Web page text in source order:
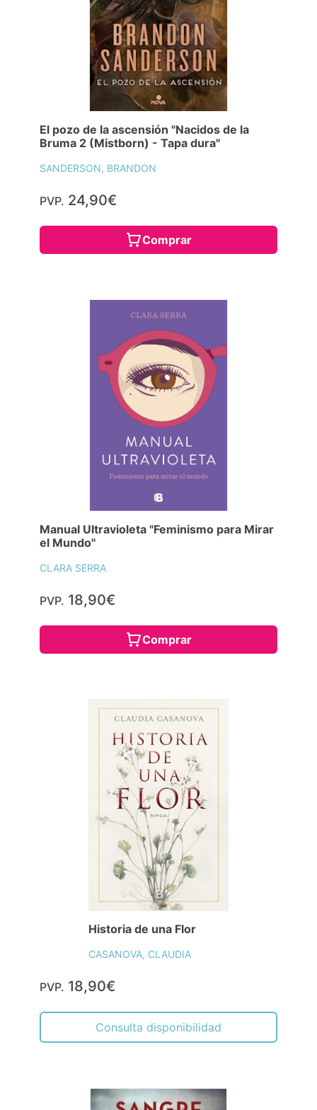
El pozo de la ascensión "Nacidos de la
Bruma 2 (Mistborn) - Tapa dura"
SANDERSON, BRANDON
PVP. 24,90€
Comprar
Manual Ultravioleta "Feminismo para Mirar
el Mundo"
CLARA SERRA
PVP. 18,90€
Comprar
Historia de una Flor
CASANOVA, CLAUDIA
PVP. 18,90€
Consulta disponibilidad